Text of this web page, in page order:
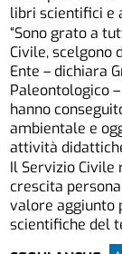
libri scientifici e
“Sono grato a
Civile, scelgono
Ente – dichiara
Paleontologico
hanno
ambientale e
attività
Il Servizio Civile
crescita
valore aggiunto
scientifiche del